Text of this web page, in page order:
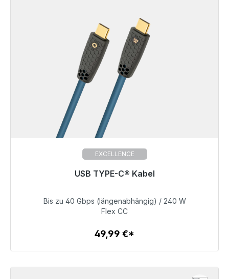
EXCELLENCE
USB TYPE-C® Kabel
Prêt à être expédié, délai de livraison 48h*
49,99 €
Détails
Bis zu 40 Gbps (längenabhängig) / 240 W
Flex CC
49,99 €*